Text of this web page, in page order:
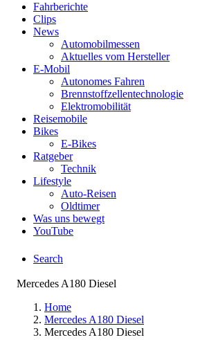
Fahrberichte
Clips
News
Automobilmessen
Aktuelles vom Hersteller
E-Mobil
Autonomes Fahren
Brennstoffzellentechnologie
Elektromobilität
Reisemobile
Bikes
E-Bikes
Ratgeber
Technik
Lifestyle
Auto-Reisen
Oldtimer
Was uns bewegt
YouTube
Search
Mercedes A180 Diesel
Home
Mercedes A180 Diesel
Mercedes A180 Diesel